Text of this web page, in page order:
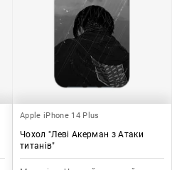
Apple iPhone 14 Plus
Чохол "Леві Акерман з Атаки
титанів"